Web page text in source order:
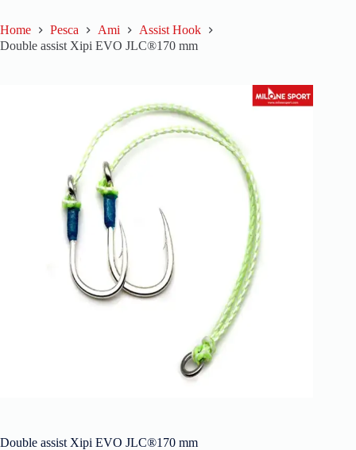
Home Pesca Ami
Assist Hook
Double assist Xipi EVO JLC®170 mm
Double assist Xipi EVO JLC®170 mm